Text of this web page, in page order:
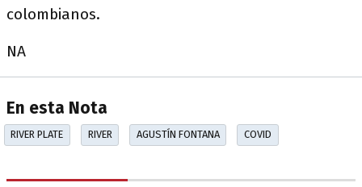
colombianos.
NA
En esta Nota
RIVER PLATE RIVER AGUSTÍN FONTANA COVID